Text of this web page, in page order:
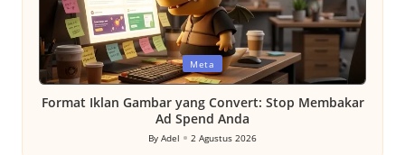
Posted
in
Meta
Format Iklan Gambar yang Convert: Stop Membakar
Ad Spend Anda
Posted
By Adel 2 Agustus 2026